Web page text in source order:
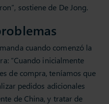
sostiene de De Jong.
cuando comenzó la
“Cuando inicialmente
de compra, teníamos que
pedidos adicionales
de China, y tratar de